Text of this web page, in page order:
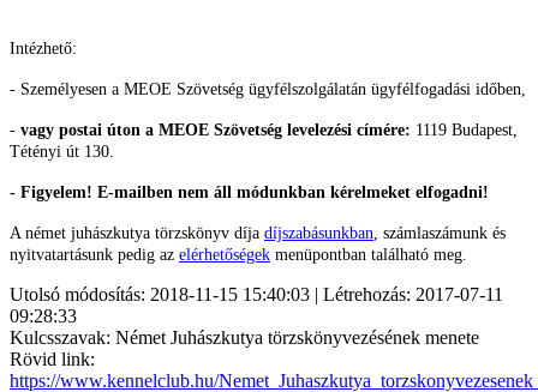
Intézhető:
- Személyesen a MEOE Szövetség ügyfélszolgálatán ügyfélfogadási időben,
- vagy postai úton a MEOE Szövetség levelezési címére: 1119 Budapest,
Tétényi út 130.
- Figyelem! E-mailben nem áll módunkban kérelmeket elfogadni!
A német juhászkutya törzskönyv díja díjszabásunkban , számlaszámunk és
nyitvatartásunk pedig az elérhetőségek menüpontban található meg.
Utolsó módosítás: 2018-11-15 15:40:03 | Létrehozás: 2017-07-11
09:28:33
Kulcsszavak: Német Juhászkutya törzskönyvezésének menete
Rövid link:
https://www.kennelclub.hu/